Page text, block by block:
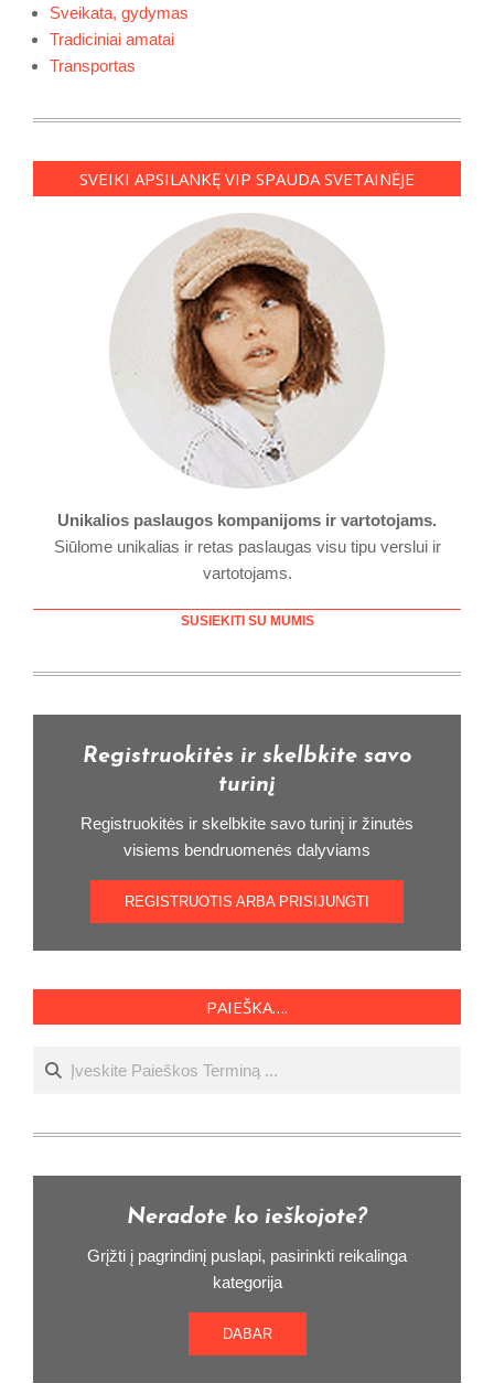
Sveikata, gydymas
Tradiciniai amatai
Transportas
SVEIKI APSILANKĘ VIP SPAUDA SVETAINĖJE
Unikalios paslaugos kompanijoms ir vartotojams.
Siūlome unikalias ir retas paslaugas visu tipu verslui ir
vartotojams.
SUSIEKITI SU MUMIS
Registruokitės ir skelbkite savo
turinį
Registruokitės ir skelbkite savo turinį ir žinutės
visiems bendruomenės dalyviams
REGISTRUOTIS ARBA PRISIJUNGTI
PAIEŠKA….
Ieškoti
Neradote ko ieškojote?
Grįžti į pagrindinį puslapi, pasirinkti reikalinga
kategorija
DABAR